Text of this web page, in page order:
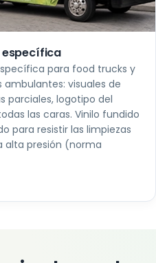
específica
para food trucks y
ambulantes: visuales de
parciales, logotipo del
las caras. Vinilo fundido
para resistir las limpiezas
alta presión (norma